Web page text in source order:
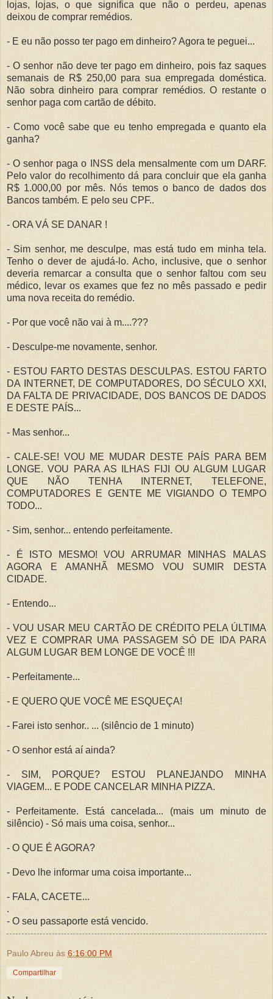
lojas, lojas, o que significa que não o perdeu, apenas
deixou de comprar remédios.
- E eu não posso ter pago em dinheiro? Agora te peguei...
- O senhor não deve ter pago em dinheiro, pois faz saques
semanais de R$ 250,00 para sua empregada doméstica.
Não sobra dinheiro para comprar remédios. O restante o
senhor paga com cartão de débito.
- Como você sabe que eu tenho empregada e quanto ela
ganha?
- O senhor paga o INSS dela mensalmente com um DARF.
Pelo valor do recolhimento dá para concluir que ela ganha
R$ 1.000,00 por mês. Nós temos o banco de dados dos
Bancos também. E pelo seu CPF..
- ORA VÁ SE DANAR !
- Sim senhor, me desculpe, mas está tudo em minha tela.
Tenho o dever de ajudá-lo. Acho, inclusive, que o senhor
deveria remarcar a consulta que o senhor faltou com seu
médico, levar os exames que fez no mês passado e pedir
uma nova receita do remédio.
- Por que você não vai à m....???
- Desculpe-me novamente, senhor.
- ESTOU FARTO DESTAS DESCULPAS. ESTOU FARTO
DA INTERNET, DE COMPUTADORES, DO SÉCULO XXI,
DA FALTA DE PRIVACIDADE, DOS BANCOS DE DADOS
E DESTE PAÍS...
- Mas senhor...
- CALE-SE! VOU ME MUDAR DESTE PAÍS PARA BEM
LONGE. VOU PARA AS ILHAS FIJI OU ALGUM LUGAR
QUE NÃO TENHA INTERNET, TELEFONE,
COMPUTADORES E GENTE ME VIGIANDO O TEMPO
TODO...
- Sim, senhor... entendo perfeitamente.
- É ISTO MESMO! VOU ARRUMAR MINHAS MALAS
AGORA E AMANHÃ MESMO VOU SUMIR DESTA
CIDADE.
- Entendo...
- VOU USAR MEU CARTÃO DE CRÉDITO PELA ÚLTIMA
VEZ E COMPRAR UMA PASSAGEM SÓ DE IDA PARA
ALGUM LUGAR BEM LONGE DE VOCÊ !!!
- Perfeitamente...
- E QUERO QUE VOCÊ ME ESQUEÇA!
- Farei isto senhor.. ... (silêncio de 1 minuto)
- O senhor está aí ainda?
- SIM, PORQUE? ESTOU PLANEJANDO MINHA
VIAGEM... E PODE CANCELAR MINHA PIZZA.
- Perfeitamente. Está cancelada... (mais um minuto de
silêncio) - Só mais uma coisa, senhor...
- O QUE É AGORA?
- Devo lhe informar uma coisa importante...
- FALA, CACETE...
.
- O seu passaporte está vencido.
Paulo Abreu às 6:16:00 PM
Compartilhar